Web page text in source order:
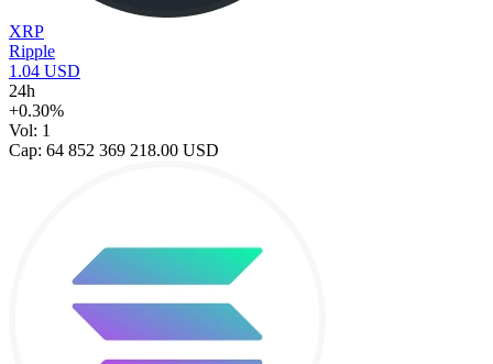
XRP
Ripple
1.04 USD
24h
+0.30%
Vol: 1
Cap: 64 852 369 218.00 USD